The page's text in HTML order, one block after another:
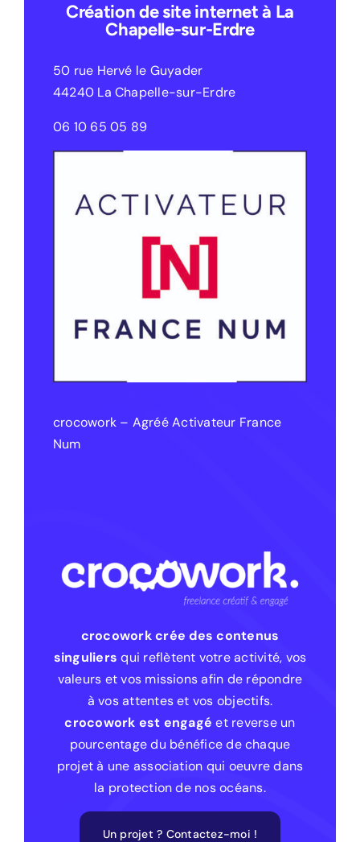
Création de site internet à La
Chapelle-sur-Erdre
50 rue Hervé le Guyader
44240 La Chapelle-sur-Erdre
06 10 65 05 89
crocowork – Agréé Activateur France
Num
crocowork crée des contenus
singuliers qui reflètent votre activité, vos
valeurs et vos missions afin de répondre
à vos attentes et vos objectifs.
crocowork est engagé et reverse un
pourcentage du bénéfice de chaque
projet à une association qui oeuvre dans
la protection de nos océans.
Un projet ? Contactez-moi !